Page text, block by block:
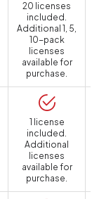
20 licenses
included.
Additional 1, 5,
10-pack
licenses
available for
purchase.
1 license
included.
Additional
licenses
available for
purchase.